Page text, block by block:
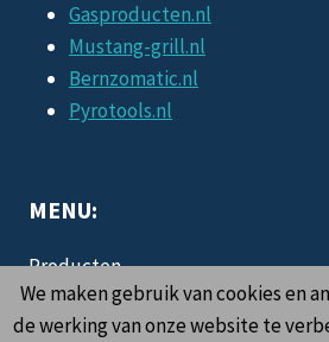
Gasproducten.nl
Mustang-grill.nl
Bernzomatic.nl
Pyrotools.nl
MENU:
Producten
Informatie
We maken gebruik van cookies en
de werking van onze website te